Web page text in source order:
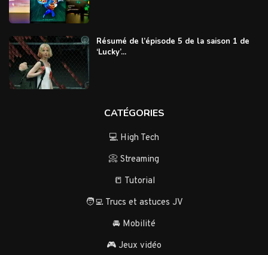
Résumé de l’épisode 5 de la saison 1 de
‘Lucky’...
CATÉGORIES
💻 High Tech
📀 Streaming
📒 Tutorial
🧑‍💻 Trucs et astuces JV
🚘 Mobilité
🎮 Jeux vidéo